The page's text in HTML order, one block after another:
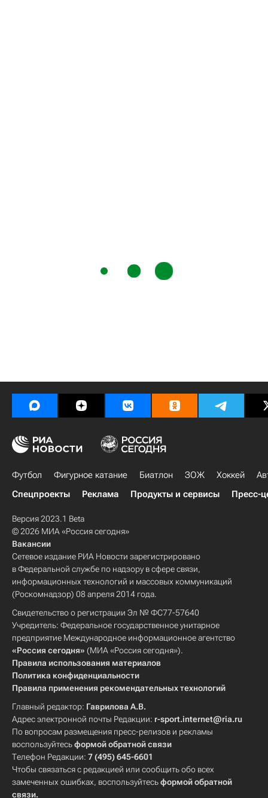
Футбол Фигурное катание Биатлон ЗОЖ Хоккей
Спецпроекты
Реклама Продукты и сервисы Пресс-
Версия 2023.1 Beta
© 2026 МИА «Россия сегодня»
Вакансии
Сетевое издание РИА Новости зарегистрировано
в Федеральной службе по надзору в сфере связи,
информационных технологий и массовых коммуникаций
(Роскомнадзор) 08 апреля 2014 года.
Свидетельство о регистрации Эл № ФС77-57640
Учредитель: Федеральное государственное унитарное
предприятие Международное информационное агентство
«Россия сегодня» (МИА «Россия сегодня»).
Правила использования материалов
Политика конфиденциальности
Правила применения рекомендательных технологий
Главный редактор: Гаврилова А.В.
Адрес электронной почты Редакции: r-sport.internet@ria.ru
По вопросам размещения пресс-релизов и рекламы
воспользуйтесьформой обратной связи
Телефон Редакции: 7 (495) 645-6601
Чтобы связаться с редакцией или сообщить обо всех
замеченных ошибках, воспользуйтесьформой обратной
связи.